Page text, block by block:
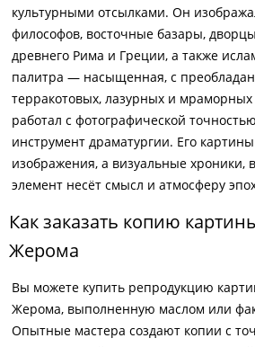
культурными отсылками. Он
философов, восточные базары,
древнего Рима и Греции, а также
палитра — насыщенная, с
терракотовых, лазурных и
работал с фотографической
инструмент драматургии. Его
изображения, а визуальные хроники,
элемент несёт смысл и атмосферу
Как заказать копию
Жерома
Вы можете купить репродукцию
Жерома, выполненную маслом или
Опытные мастера создают копии с